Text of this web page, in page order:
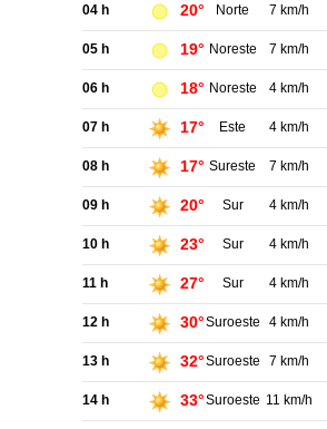
04 h 20° Norte 7 km/h
05 h 19° Noreste 7 km/h
06 h 18° Noreste 4 km/h
07 h 17° Este 4 km/h
08 h 17° Sureste 7 km/h
09 h 20° Sur 4 km/h
10 h 23° Sur 4 km/h
11 h 27° Sur 4 km/h
12 h 30°Suroeste 4 km/h
13 h 32°Suroeste 7 km/h
14 h 33°Suroeste 11 km/h